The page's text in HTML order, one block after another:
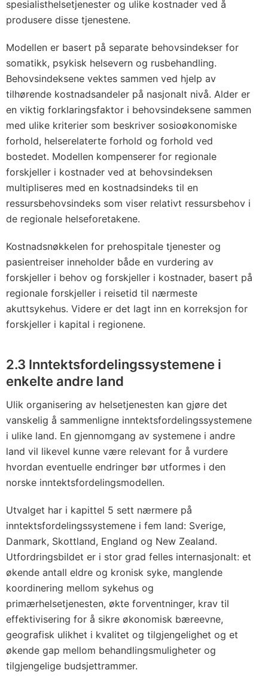
spesialisthelsetjenester og ulike kostnader ved å
produsere disse tjenestene.
Modellen er basert på separate behovsindekser for
somatikk, psykisk helsevern og rusbehandling.
Behovsindeksene vektes sammen ved hjelp av
tilhørende kostnadsandeler på nasjonalt nivå. Alder er
en viktig forklaringsfaktor i behovsindeksene sammen
med ulike kriterier som beskriver sosioøkonomiske
forhold, helserelaterte forhold og forhold ved
bostedet. Modellen kompenserer for regionale
forskjeller i kostnader ved at behovsindeksen
multipliseres med en kostnadsindeks til en
ressursbehovsindeks som viser relativt ressursbehov i
de regionale helseforetakene.
Kostnadsnøkkelen for prehospitale tjenester og
pasientreiser inneholder både en vurdering av
forskjeller i behov og forskjeller i kostnader, basert på
regionale forskjeller i reisetid til nærmeste
akuttsykehus. Videre er det lagt inn en korreksjon for
forskjeller i kapital i regionene.
2.3 Inntektsfordelingssystemene i
enkelte andre land
Ulik organisering av helsetjenesten kan gjøre det
vanskelig å sammenligne inntektsfordelingssystemene
i ulike land. En gjennomgang av systemene i andre
land vil likevel kunne være relevant for å vurdere
hvordan eventuelle endringer bør utformes i den
norske inntektsfordelingsmodellen.
Utvalget har i kapittel 5 sett nærmere på
inntektsfordelingssystemene i fem land: Sverige,
Danmark, Skottland, England og New Zealand.
Utfordringsbildet er i stor grad felles internasjonalt: et
økende antall eldre og kronisk syke, manglende
koordinering mellom sykehus og
primærhelsetjenesten, økte forventninger, krav til
effektivisering for å sikre økonomisk bæreevne,
geografisk ulikhet i kvalitet og tilgjengelighet og et
økende gap mellom behandlingsmuligheter og
tilgjengelige budsjettrammer.